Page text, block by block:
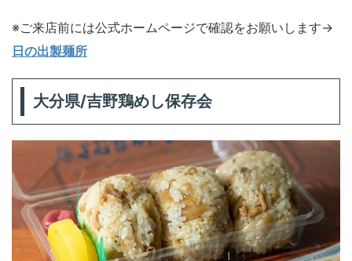
※ご来店前には公式ホームページで確認をお願いします→
日の出製麺所
大分県/吉野鶏めし保存会